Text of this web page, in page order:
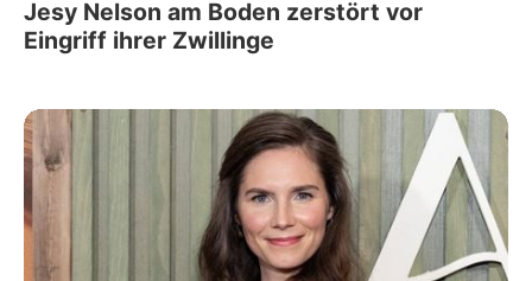
Jesy Nelson am Boden zerstört vor
Eingriff ihrer Zwillinge